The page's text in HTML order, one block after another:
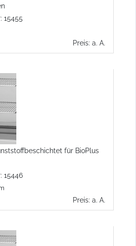
15455
Preis: a. A.
für BioPlus
15446
Preis: a. A.